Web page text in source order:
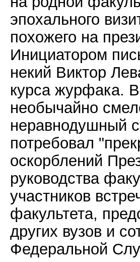
эпохального
похожего на
Инициатором
некий Виктор
курса журфака.
необычайно
неравнодушный
потребовал
оскорблений
руководства
участников
факультета,
других вузов и
Федеральной